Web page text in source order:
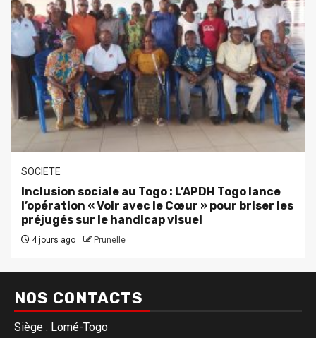
SOCIETE
Inclusion sociale au Togo : L’APDH Togo lance
l’opération « Voir avec le Cœur » pour briser les
préjugés sur le handicap visuel
4 jours ago Prunelle
NOS CONTACTS
Siège : Lomé-Togo